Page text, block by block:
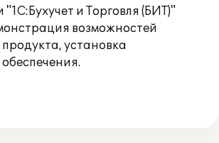
и Торговля (БИТ)"
возможностей
установка